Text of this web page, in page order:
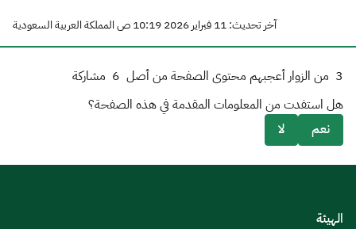
آخر تحديث: 11 فبراير 2026 10:19 ص المملكة العربية السعودية
3 من الزوار أعجبهم محتوى الصفحة من أصل 6 مشاركة
هل استفدت من المعلومات المقدمة في هذه الصفحة؟
نعم
لا
الهيئة